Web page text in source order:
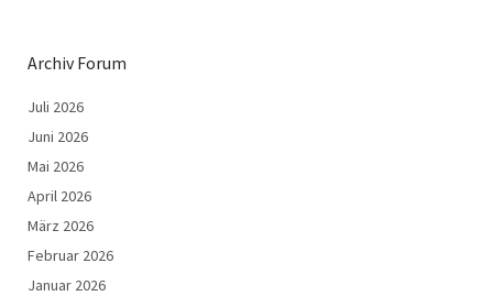
Archiv Forum
Juli 2026
Juni 2026
Mai 2026
April 2026
März 2026
Februar 2026
Januar 2026